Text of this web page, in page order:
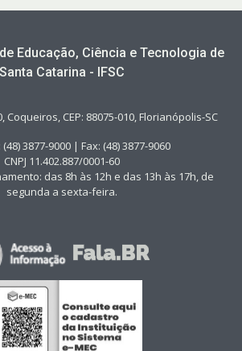
Educação, Ciência e Tecnologia de
Santa Catarina - IFSC
Coqueiros, CEP: 88075-010, Florianópolis-SC
3877-9000 | Fax: (48) 3877-9060
CNPJ 11.402.887/0001-60
das 8h às 12h e das 13h às 17h, de
segunda a sexta-feira.